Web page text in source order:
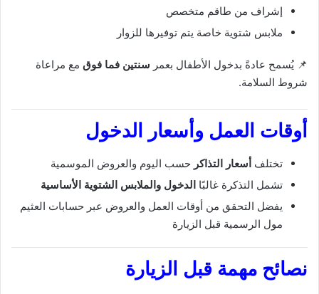
إشراف من طاقم متخصص
ملابس شتوية خاصة يتم توفيرها للزوار
📌 يُسمح عادةً بدخول الأطفال بعمر سنتين فما فوق مع مراعاة
شروط السلامة.
أوقات العمل وأسعار الدخول
تختلف أسعار التذاكر حسب اليوم والعروض الموسمية
تشمل التذكرة غالبًا الدخول والملابس الشتوية الأساسية
يفضل التحقق من أوقات العمل والعروض عبر حسابات العثيم
مول الرسمية قبل الزيارة
نصائح مهمة قبل الزيارة